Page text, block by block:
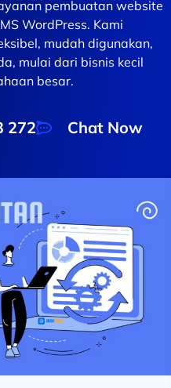
pembuatan website
WordPress. Kami
mudah digunakan,
mulai dari bisnis kecil
besar.
272 Chat Now